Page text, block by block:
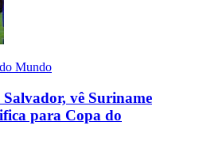
Mundo
vê Suriname
para Copa do